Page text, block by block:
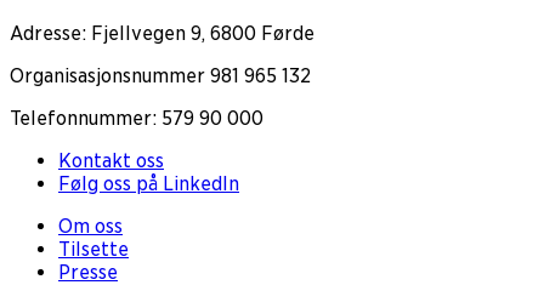
Adresse: Fjellvegen 9, 6800 Førde
Organisasjonsnummer 981 965 132
Telefonnummer: 579 90 000
Kontakt oss
Følg oss på LinkedIn
Om oss
Tilsette
Presse